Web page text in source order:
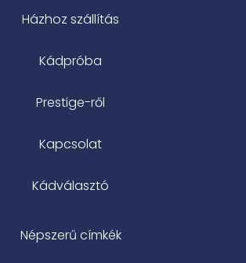
Házhoz szállítás
Kádpróba
Prestige-ről
Kapcsolat
Kádválasztó
Népszerű címkék